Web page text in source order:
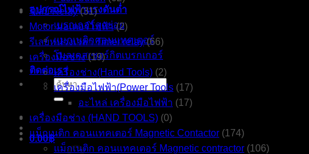
อุปกรณ์ไฟฟ้าแรงดันต่ำ
เบรกเกอร์ลูกย่อย
แมกเนติกคอนแทคเตอร์
โมลเคสเซอร์กิตเบรกเกอร์
ติดต่อเรา
ค้นหา:
0.00฿
รีเลย์ Relay (31)
Motor มอเตอร์ไฟฟ้า (2)
รีเลย์หน่วงเวลา Timer relay (66)
เครื่องมือช่าง (19)
เครื่องช่าง(Hand Tools) (2)
เครื่องมือไฟฟ้า(Power Tools (17)
อะไหล่ เครื่องมือไฟฟ้า (17)
เครื่องมือช่าง (HAND TOOLS) (0)
แม็กเนติก คอนแทคเตอร์ Magnetic Contactor (174)
แม็กเนติก คอนแทคเตอร์ Magnetic contractor (106)